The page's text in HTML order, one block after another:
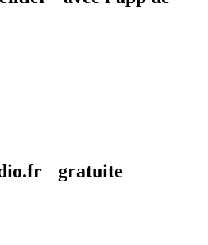
gratuite